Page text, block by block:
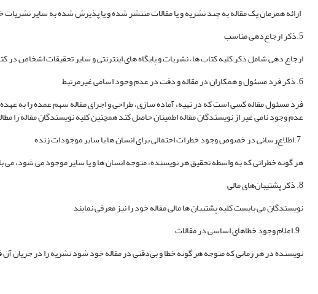
ارائه همزمان یک مقاله به چند نشریه و یا مقالات منتشر شده و یا پذیرش شده به سایر
5.ذکر ارجاع‌دهی مناسب
ارجاع دهی شامل ذکر کلیه کتاب ها، نشریات و پایگاه های اینترنتی و سایر تحقیقات اشخاص در
6. ذکر فرد مسئول و همکاران در مقاله و دقت در عدم وجود اسامی غیرمرتبط
فرد مسئول مقاله کسی است که در تهیه، آماده سازی، طراحی و اجرای مقاله سهم عمده را به
عدم وجود نامی غیر از نویسندگان مقاله اطمینان حاصل کند همچنین کلیه نویسندگان مقاله را
هر گونه خطراتی که به واسطه تحقیق هر نویسنده، متوجه انسان ها و یا سایر موجود می شود،
8. ذکر پشتیبان‌های مالی
نویسندگان می بایست کلیه پشتیبان ها مالی مقاله خود را نیز معرفی نمایند
نویسنده در هر زمانی که متوجه هر گونه خطا و بی‌دقتی در مقاله خود شود نشریه را در جریان آن